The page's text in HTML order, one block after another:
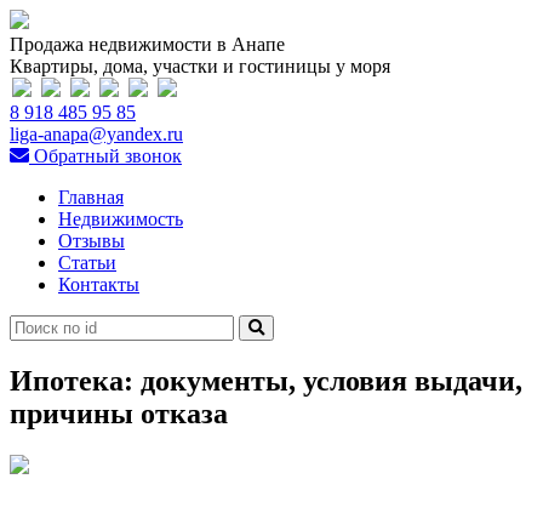
Продажа недвижимости в Анапе
Квартиры, дома, участки и гостиницы у моря
8 918 485 95 85
liga-anapa@yandex.ru
Обратный звонок
Главная
Недвижимость
Отзывы
Статьи
Контакты
Ипотека: документы, условия выдачи,
причины отказа